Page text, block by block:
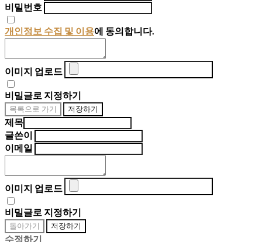
비밀번호
개인정보 수집 및 이용에 동의합니다.
이미지 업로드
비밀글로 지정하기
목록으로 가기 저장하기
제목
글쓴이
이메일
이미지 업로드
비밀글로 지정하기
돌아가기 저장하기
수정하기